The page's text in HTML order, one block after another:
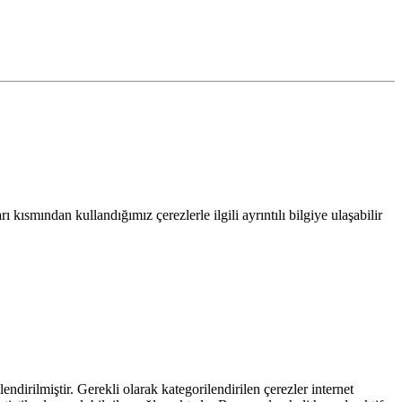
kullandığımız çerezlerle ilgili ayrıntılı bilgiye ulaşabilir
Gerekli olarak kategorilendirilen çerezler internet